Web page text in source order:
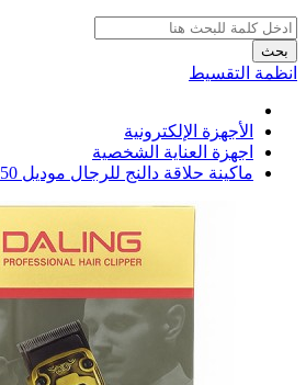
بحث
انظمة التقسيط
الأجهزة الإلكترونية
اجهزة العناية الشخصية
ماكينة حلاقة دالنج للرجال موديل DL-0050